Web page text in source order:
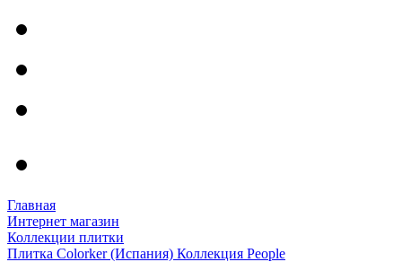
Главная
Интернет магазин
Коллекции плитки
Плитка Colorker (Испания) Коллекция People